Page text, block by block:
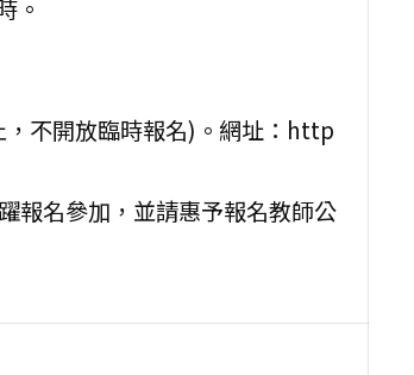
。
不開放臨時報名)。網址：http
報名參加，並請惠予報名教師公